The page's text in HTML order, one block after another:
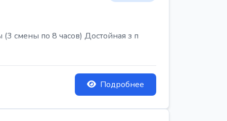
смены по 8 часов) Достойная з п
Подробнее